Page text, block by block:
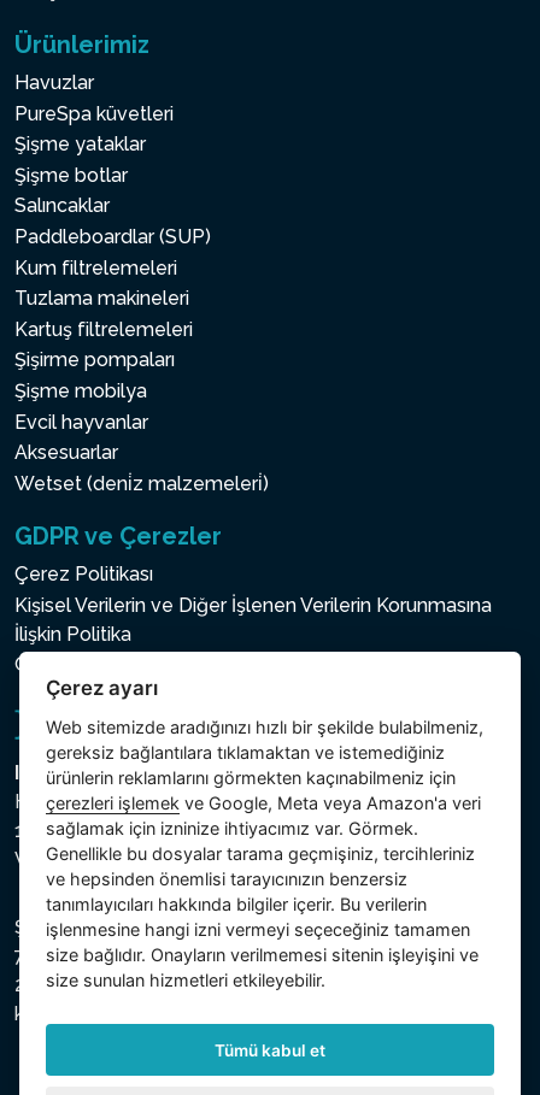
Ürünlerimiz
Havuzlar
PureSpa küvetleri
Şişme yataklar
Şişme botlar
Salıncaklar
Paddleboardlar (SUP)
Kum filtrelemeleri
Tuzlama makineleri
Kartuş filtrelemeleri
Şişirme pompaları
Şişme mobilya
Evcil hayvanlar
Aksesuarlar
Wetset (deni̇z malzemeleri̇)
GDPR ve Çerezler
Çerez Politikası
Kişisel Verilerin ve Diğer İşlenen Verilerin Korunmasına
İlişkin Politika
Çerez ayarı
Intex Trading, s.r.o.
Hradecká 2526/3
130 00 Praha 3
Vinohrady - Česká republika
Şirket, Prag Şehir Mahkemesi Ticaret Sicilinde C bölümü,
74759 numaralı dosya altında, Vergi Kimlik Numarası (IČ)
26150808 ve KDV Numarası (DIČ) CZ26150808 ile
kayıtlıdır.
Çerez ayarı
Web sitemizde aradığınızı hızlı bir şekilde bulabilmeniz,
gereksiz bağlantılara tıklamaktan ve istemediğiniz
ürünlerin reklamlarını görmekten kaçınabilmeniz için
çerezleri işlemek ve Google, Meta veya Amazon'a veri
sağlamak için izninize ihtiyacımız var. Görmek.
Genellikle bu dosyalar tarama geçmişiniz, tercihleriniz
ve hepsinden önemlisi tarayıcınızın benzersiz
tanımlayıcıları hakkında bilgiler içerir. Bu verilerin
işlenmesine hangi izni vermeyi seçeceğiniz tamamen
size bağlıdır. Onayların verilmemesi sitenin işleyişini ve
size sunulan hizmetleri etkileyebilir.
Tümü kabul et